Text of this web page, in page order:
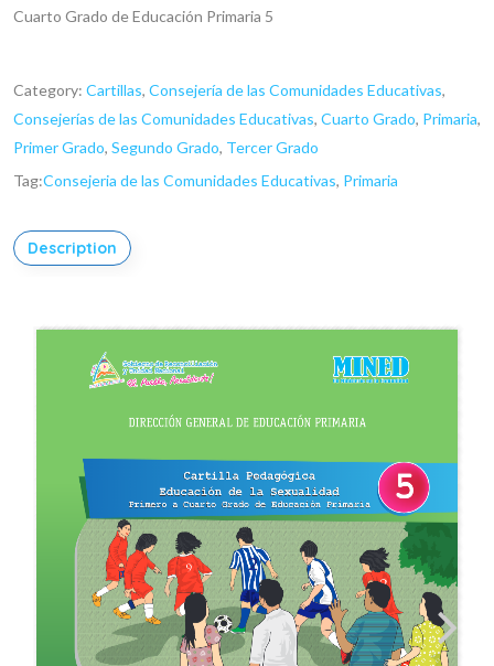
Cuarto Grado de Educación Primaria 5
Category: Cartillas, Consejería de las Comunidades Educativas,
Consejerías de las Comunidades Educativas, Cuarto Grado, Primaria,
Primer Grado, Segundo Grado, Tercer Grado
Tag:Consejeria de las Comunidades Educativas, Primaria
Description